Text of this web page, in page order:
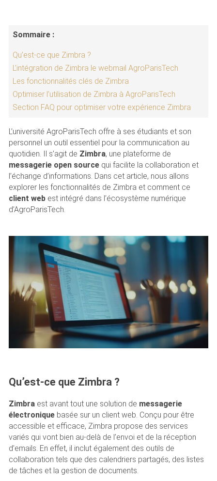
Sommaire :
Qu’est-ce que Zimbra ?
L’intégration de Zimbra le webmail AgroParisTech
Les fonctionnalités clés de Zimbra
Optimiser l’utilisation de Zimbra à AgroParisTech
Section FAQ pour optimiser votre expérience Zimbra
L’université AgroParisTech offre à ses étudiants et son
personnel un outil essentiel pour la communication au
quotidien. Il s’agit de Zimbra, une plateforme de
messagerie open sourcequi facilite la collaboration et
l’échange d’informations. Dans cet article, nous allons
explorer les fonctionnalités de Zimbra et comment ce
client webest intégré dans l’écosystème numérique
d’AgroParisTech.
Qu’est-ce que Zimbra ?
Zimbraest avant tout une solution de messagerie
électroniquebasée sur un client web. Conçu pour être
accessible et efficace, Zimbra propose des services
variés qui vont bien au-delà de l’envoi et de la réception
d’emails. En effet, il inclut également des outils de
collaboration tels que des calendriers partagés, des listes
de tâches et la gestion de documents.